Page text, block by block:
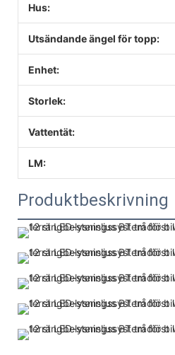
Hus:
Utsändande ängel för topp:
Enhet:
Storlek:
Vattentät:
LM:
Produktbeskrivning